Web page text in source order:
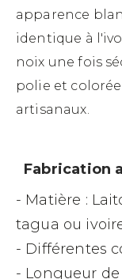
apparence
identique à
noix une fois
polie et
artisanaux.
Fabrication
- Matière :
tagua ou
- Différentes
- Longueur